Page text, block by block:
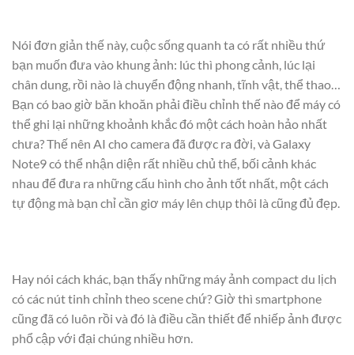
Nói đơn giản thế này, cuộc sống quanh ta có rất nhiều thứ
bạn muốn đưa vào khung ảnh: lúc thì phong cảnh, lúc lại
chân dung, rồi nào là chuyển động nhanh, tĩnh vật, thể thao…
Bạn có bao giờ băn khoăn phải điều chỉnh thế nào để máy có
thể ghi lại những khoảnh khắc đó một cách hoàn hảo nhất
chưa? Thế nên AI cho camera đã được ra đời, và Galaxy
Note9 có thể nhận diện rất nhiều chủ thể, bối cảnh khác
nhau để đưa ra những cấu hình cho ảnh tốt nhất, một cách
tự động mà bạn chỉ cần giơ máy lên chụp thôi là cũng đủ đẹp.
Hay nói cách khác, bạn thấy những máy ảnh compact du lịch
có các nút tinh chỉnh theo scene chứ? Giờ thì smartphone
cũng đã có luôn rồi và đó là điều cần thiết để nhiếp ảnh được
phổ cập với đại chúng nhiều hơn.